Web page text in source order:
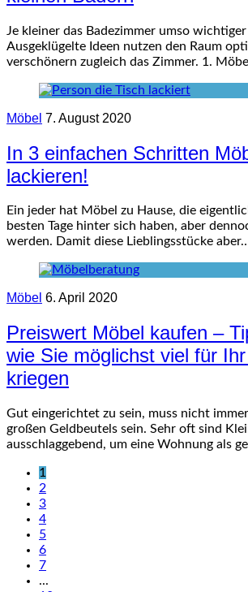
Je kleiner das Badezimmer umso
Ausgeklügelte Ideen nutzen den Raum
verschönern zugleich das Zimmer. 1.
Möbel 7. August 2020
In 3 einfachen Schritten
lackieren!
Ein jeder hat Möbel zu Hause, die
besten Tage hinter sich haben, aber
werden. Damit diese Lieblingsstücke
Möbel 6. April 2020
Preiswert Möbel kaufen –
wie Sie möglichst viel für
kriegen
Gut eingerichtet zu sein, muss nicht
großen Geldbeutels sein. Sehr oft sind
ausschlaggebend, um eine Wohnung als
1
2
3
4
5
6
7
...